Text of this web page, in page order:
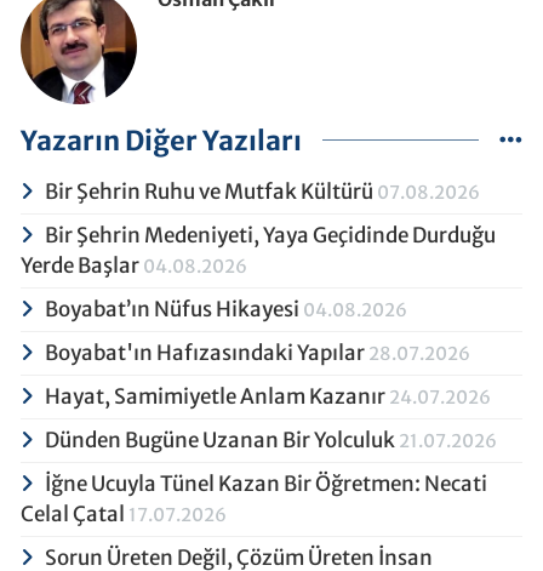
Yazarın Diğer Yazıları
Bir Şehrin Ruhu ve Mutfak Kültürü 07.08.2026
Bir Şehrin Medeniyeti, Yaya Geçidinde Durduğu
Yerde Başlar 04.08.2026
Boyabat’ın Nüfus Hikayesi 04.08.2026
Boyabat'ın Hafızasındaki Yapılar 28.07.2026
Hayat, Samimiyetle Anlam Kazanır 24.07.2026
Dünden Bugüne Uzanan Bir Yolculuk 21.07.2026
İğne Ucuyla Tünel Kazan Bir Öğretmen: Necati
Celal Çatal 17.07.2026
Sorun Üreten Değil, Çözüm Üreten İnsan